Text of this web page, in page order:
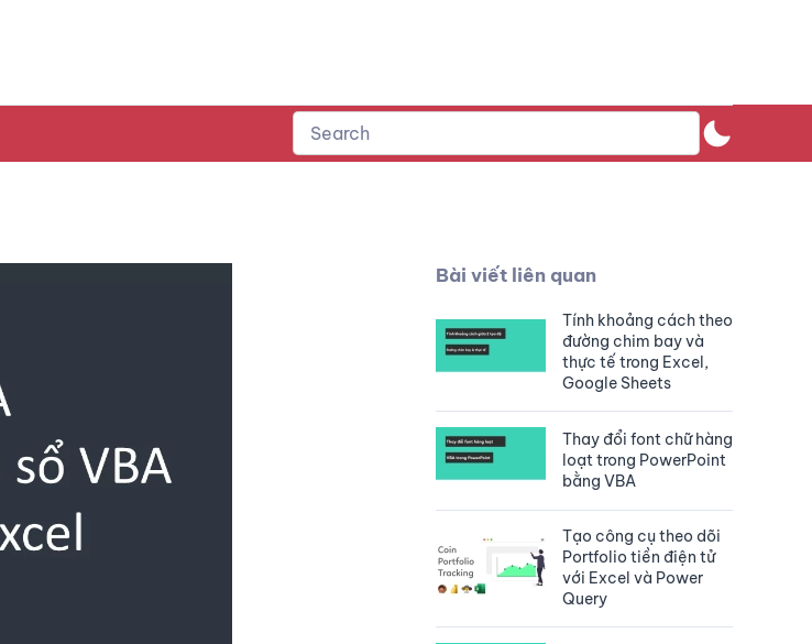
Bài viết liên quan
Tính khoảng cách theo
đường chim bay và
thực tế trong Excel,
Google Sheets
Thay đổi font chữ hàng
loạt trong PowerPoint
bằng VBA
Tạo công cụ theo dõi
Portfolio tiền điện tử
với Excel và Power
Query